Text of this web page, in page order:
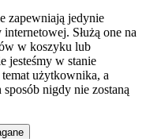
zapewniają jedynie
Służą one na
w koszyku lub
jesteśmy w stanie
użytkownika, a
nigdy nie zostaną